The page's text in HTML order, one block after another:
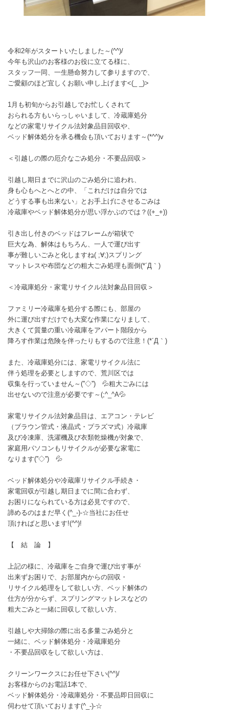
令和2年がスタートいたしました～(^^)/
今年も沢山のお客様のお役に立てる様に、
スタッフ一同、一生懸命努力して参りますので、
ご愛顧のほど宜しくお願い申し上げます<(_ _)>
1月も初旬からお引越しでお忙しくされて
おられる方もいらっしゃいまして、冷蔵庫処分
などの家電リサイクル法対象品目回収や、
ベッド解体処分を承る機会も頂いております～(*^^)v
＜引越しの際の厄介なごみ処分・不要品回収＞
引越し期日までに沢山のごみ処分に追われ、
身も心もへとへとの中、「これだけは自分では
どうする事も出来ない」とお手上げにさせるごみは
冷蔵庫やベッド解体処分が思い浮かぶのでは？((+_+))
引き出し付きのベッドはフレームが箱状で
巨大な為、解体はもちろん、一人で運び出す
事が難しいごみと化しますね( ;∀;)スプリング
マットレスや布団などの粗大ごみ処理も面倒(*´Д｀)
＜冷蔵庫処分・家電リサイクル法対象品目回収＞
ファミリー冷蔵庫を処分する際にも、部屋の
外に運び出すだけでも大変な作業になりまして、
大きくて質量の重い冷蔵庫をアパート階段から
降ろす作業は危険を伴ったりもするので注意！(*´Д｀)
また、冷蔵庫処分には、家電リサイクル法に
伴う処理を必要としますので、荒川区では
収集を行っていません～(''◇'')ゞ💦粗大ごみには
出せないので注意が必要です～(;^_^A💦
家電リサイクル法対象品目は、エアコン・テレビ
（ブラウン管式・液晶式・プラズマ式）冷蔵庫
及び冷凍庫、洗濯機及び衣類乾燥機が対象で、
家庭用パソコンもリサイクルが必要な家電に
なります(''◇'')ゞ💦
ベッド解体処分や冷蔵庫リサイクル手続き・
家電回収が引越し期日までに間に合わず、
お困りになられている方は必見ですので、
諦めるのはまだ早く(^_-)-☆当社にお任せ
頂ければと思います!(^^)!
【 結 論 】
上記の様に、冷蔵庫をご自身で運び出す事が
出来ずお困りで、お部屋内からの回収・
リサイクル処理をして欲しい方、ベッド解体の
仕方が分からず、スプリングマットレスなどの
粗大ごみと一緒に回収して欲しい方、
引越しや大掃除の際に出る多量ごみ処分と
一緒に、ベッド解体処分・冷蔵庫処分
・不要品回収をして欲しい方は、
クリーンワークスにお任せ下さい(^^)/
お客様からのお電話1本で、
ベッド解体処分・冷蔵庫処分・不要品即日回収に
伺わせて頂いております(^_-)-☆